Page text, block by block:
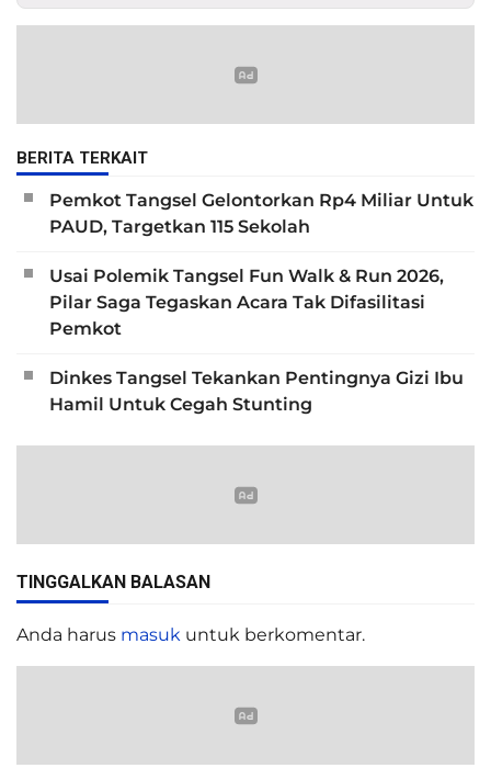
BERITA TERKAIT
Pemkot Tangsel Gelontorkan Rp4 Miliar Untuk
PAUD, Targetkan 115 Sekolah
Usai Polemik Tangsel Fun Walk & Run 2026,
Pilar Saga Tegaskan Acara Tak Difasilitasi
Pemkot
Dinkes Tangsel Tekankan Pentingnya Gizi Ibu
Hamil Untuk Cegah Stunting
TINGGALKAN BALASAN
Anda harus masuk untuk berkomentar.